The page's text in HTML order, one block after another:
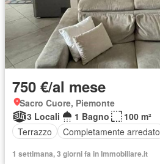
750 €/al mese
Sacro Cuore, Piemonte
3 Locali
1 Bagno
100 m²
Terrazzo
Completamente arredato
1 settimana, 3 giorni fa in Immobiliare.it